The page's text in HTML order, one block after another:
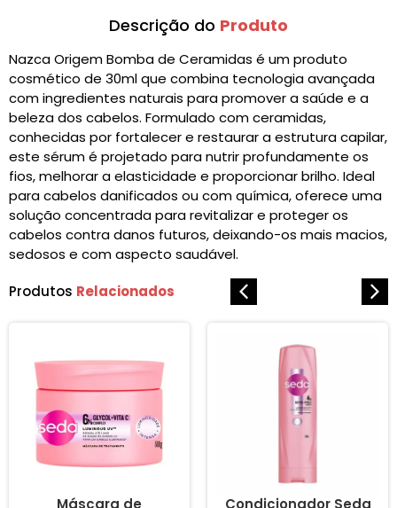
Descrição do Produto
Nazca Origem Bomba de Ceramidas é um produto
cosmético de 30ml que combina tecnologia avançada
com ingredientes naturais para promover a saúde e a
beleza dos cabelos. Formulado com ceramidas,
conhecidas por fortalecer e restaurar a estrutura capilar,
este sérum é projetado para nutrir profundamente os
fios, melhorar a elasticidade e proporcionar brilho. Ideal
para cabelos danificados ou com química, oferece uma
solução concentrada para revitalizar e proteger os
cabelos contra danos futuros, deixando-os mais macios,
sedosos e com aspecto saudável.
Produtos Relacionados